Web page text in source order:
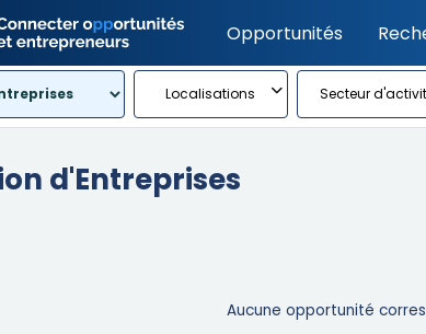
Opportunités
Localisations Secteur
d'Entreprises
Aucune opportunité